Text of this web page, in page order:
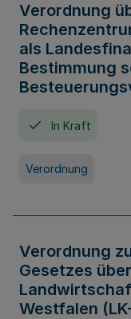
Verordnung
als
Bestimmung
In Kraft
Verordnung
Verordnung
Gesetzes
Westfalen